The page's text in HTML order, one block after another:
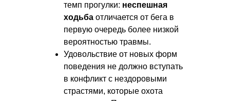
темп прогулки: неспешная
ходьба отличается от бега в
первую очередь более низкой
вероятностью травмы.
Удовольствие от новых форм
поведения не должно вступать
в конфликт с нездоровыми
страстями, которые охота